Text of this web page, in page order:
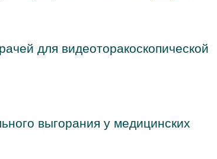
для видеоторакоскопической
выгорания у медицинских